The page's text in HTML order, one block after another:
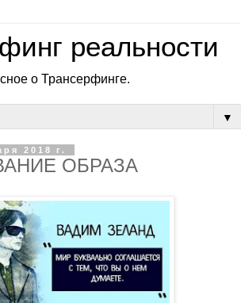
реальности
о Трансерфинге.
▼
2018 г.
ОБРАЗА